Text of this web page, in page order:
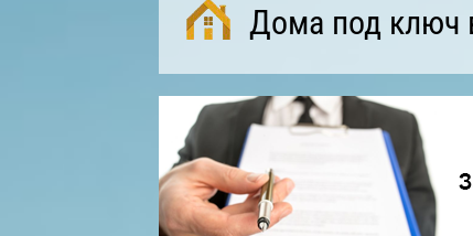
Дома под ключ